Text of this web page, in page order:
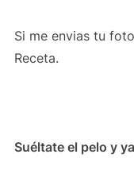
Si me envias tu
Receta.
Suéltate el pelo y